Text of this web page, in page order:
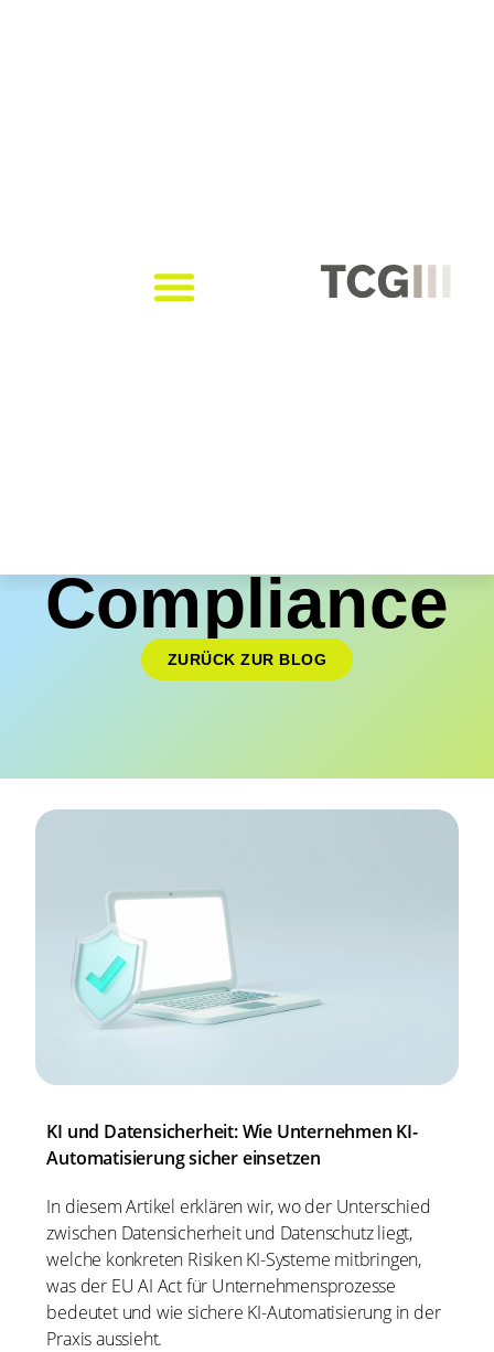
Compliance
ZURÜCK ZUR BLOG
KI und Datensicherheit: Wie Unternehmen KI-
Automatisierung sicher einsetzen
In diesem Artikel erklären wir, wo der Unterschied
zwischen Datensicherheit und Datenschutz liegt,
welche konkreten Risiken KI-Systeme mitbringen,
was der EU AI Act für Unternehmensprozesse
bedeutet und wie sichere KI-Automatisierung in der
Praxis aussieht.